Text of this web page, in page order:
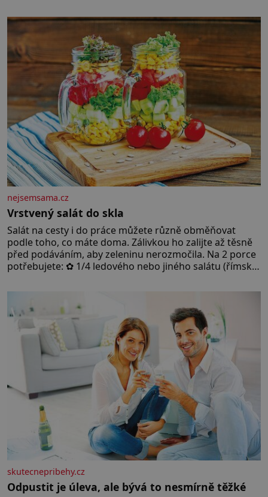
let. Většina lidí vnímá rákos jen jako obyčejnou kulisu
letního koupání. Stačí se však podívat
nejsemsama.cz
Vrstvený salát do skla
Salát na cesty i do práce můžete různě obměňovat
podle toho, co máte doma. Zálivkou ho zalijte až těsně
před podáváním, aby zeleninu nerozmočila. Na 2 porce
potřebujete: ✿ 1/4 ledového nebo jiného salátu (římský
okurky ✿ 2 rajčata Zálivka: ✿ 4 lžíce olivového oleje ✿ 1
lžíci citronové šťávy ✿ ½ stroužku
skutecnepribehy.cz
Odpustit je úleva, ale bývá to nesmírně těžké